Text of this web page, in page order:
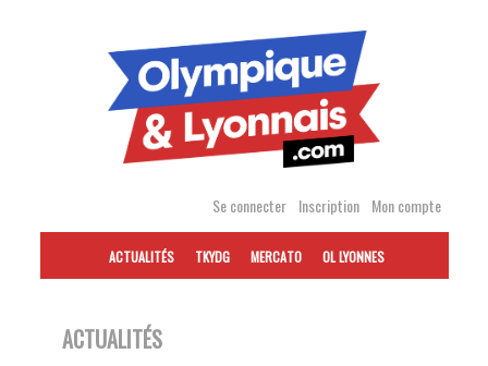
Se connecter Inscription Mon compte
ACTUALITÉS TKYDG MERCATO OL LYONNES
ACTUALITÉS